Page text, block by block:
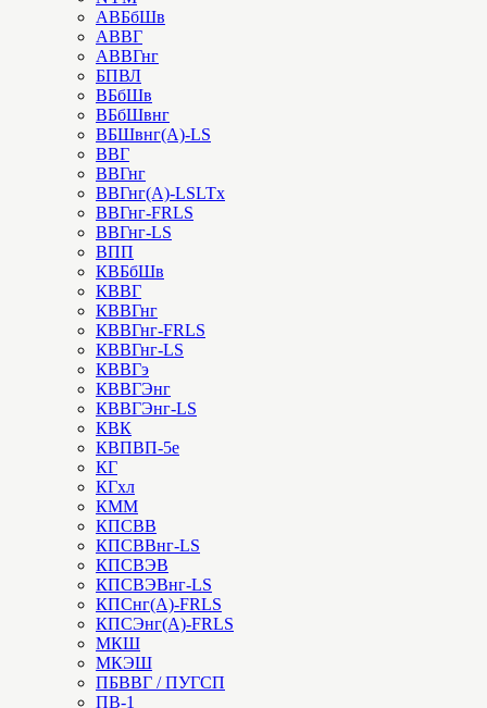
АВБбШв
АВВГ
АВВГнг
БПВЛ
ВБбШв
ВБбШвнг
ВБШвнг(А)-LS
ВВГ
ВВГнг
ВВГнг(А)-LSLTx
ВВГнг-FRLS
ВВГнг-LS
ВПП
КВБбШв
КВВГ
КВВГнг
КВВГнг-FRLS
КВВГнг-LS
КВВГэ
КВВГЭнг
КВВГЭнг-LS
КВК
КВПВП-5е
КГ
КГхл
КММ
КПСВВ
КПСВВнг-LS
КПСВЭВ
КПСВЭВнг-LS
КПСнг(А)-FRLS
КПСЭнг(А)-FRLS
МКШ
МКЭШ
ПБВВГ / ПУГСП
ПВ-1